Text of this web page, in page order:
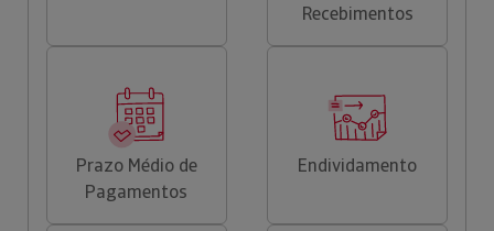
Recebimentos
Prazo Médio de
Pagamentos
Endividamento